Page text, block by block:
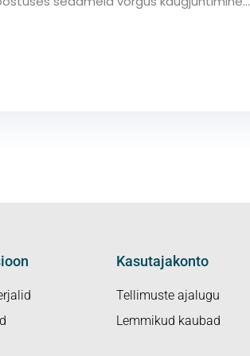
Kasutajakonto
Tellimuste ajalugu
Lemmikud kaubad